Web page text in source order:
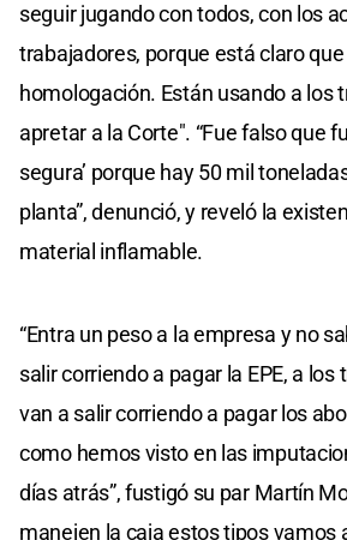
seguir jugando con todos, con los
trabajadores, porque está claro
homologación. Están usando a los
apretar a la Corte". “Fue falso que
segura’ porque hay 50 mil
planta”, denunció, y reveló la
material inflamable.
“Entra un peso a la empresa y no
salir corriendo a pagar la EPE, a los
van a salir corriendo a pagar los
como hemos visto en las
días atrás”, fustigó su par Martín
manejen la caja estos tipos vamos